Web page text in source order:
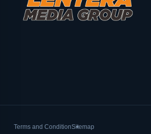
Terms and ConditionSitemap